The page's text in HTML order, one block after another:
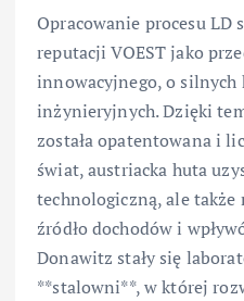
Opracowanie procesu LD
reputacji VOEST jako
innowacyjnego, o silnych
inżynieryjnych. Dzięki
została opatentowana i
świat, austriacka huta
technologiczną, ale
źródło dochodów i
Donawitz stały się
**stalowni**, w której